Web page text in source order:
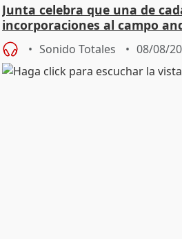
Junta celebra que una de
incorporaciones al campo
jóvenes
Sonido Totales 08/08/